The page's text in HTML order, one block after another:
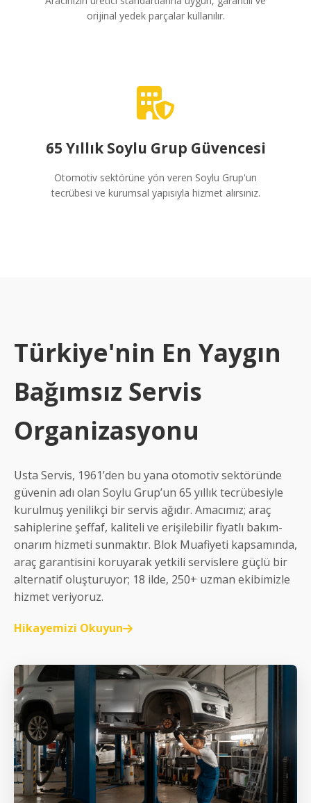
orijinal yedek parçalar kullanılır.
65 Yıllık Soylu Grup Güvencesi
Otomotiv sektörüne yön veren Soylu Grup'un
tecrübesi ve kurumsal yapısıyla hizmet alırsınız.
Türkiye'nin En Yaygın
Bağımsız Servis
Organizasyonu
Usta Servis, 1961’den bu yana otomotiv sektöründe
güvenin adı olan Soylu Grup’un 65 yıllık tecrübesiyle
kurulmuş yenilikçi bir servis ağıdır. Amacımız; araç
sahiplerine şeffaf, kaliteli ve erişilebilir fiyatlı bakım-
onarım hizmeti sunmaktır. Blok Muafiyeti kapsamında,
araç garantisini koruyarak yetkili servislere güçlü bir
alternatif oluşturuyor; 18 ilde, 250+ uzman ekibimizle
hizmet veriyoruz.
Hikayemizi Okuyun